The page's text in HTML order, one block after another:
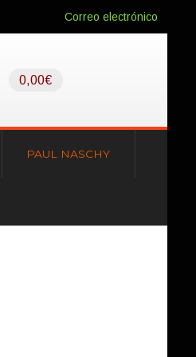
Correo electrónico
0,00€
PAUL NASCHY